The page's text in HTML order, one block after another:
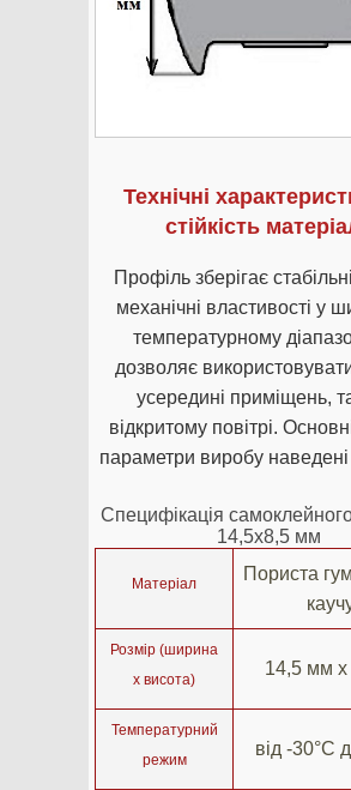
Технічні
стійкість
Профіль зберігає
механічні властивості у
температурному
дозволяє
усередині приміщень,
відкритому повітрі.
параметри виробу наведені
Специфікація
14,5х8,5 мм
Матеріал
Пориста
Розмір (ширина
х висота)
14,5 мм
Температурний
режим
від -30°C